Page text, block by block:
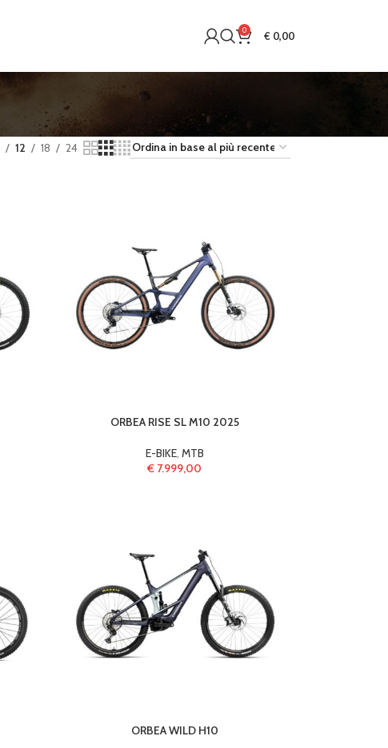
0 € 0,00
12 18 24
ORBEA RISE SL M10 2025
E-BIKE, MTB
€ 7.999,00
ORBEA WILD H10